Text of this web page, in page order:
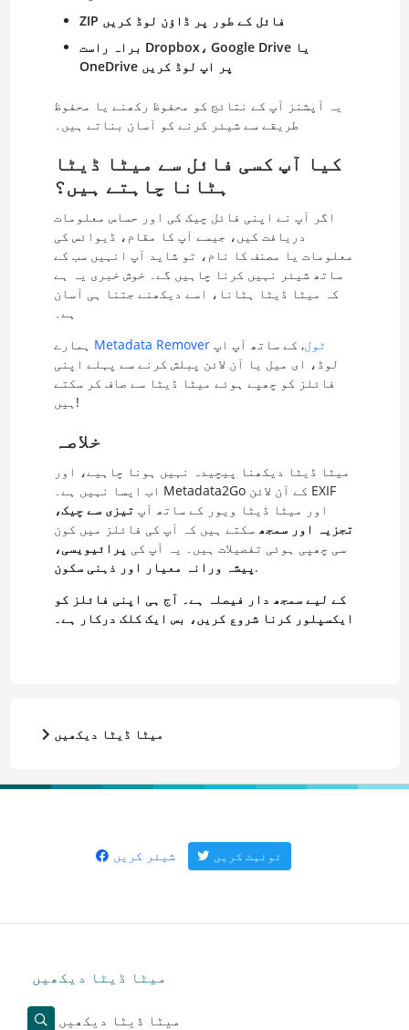
ZIP فائل کے طور پر ڈاؤن لوڈ کریں
براہ راست Dropbox، Google Drive یا
OneDrive پر اپ لوڈ کریں
یہ آپشنز آپ کے نتائج کو محفوظ رکھنے یا محفوظ
طریقے سے شیئر کرنے کو آسان بناتے ہیں۔
کیا آپ کسی فائل سے میٹا ڈیٹا
ہٹانا چاہتے ہیں؟
اگر آپ نے اپنی فائل چیک کی اور حساس معلومات
دریافت کیں، جیسے آپ کا مقام، ڈیوائس کی
معلومات یا مصنف کا نام، تو شاید آپ انہیں سب کے
ساتھ شیئر نہیں کرنا چاہیں گے۔ خوش خبری یہ ہے
کہ میٹا ڈیٹا ہٹانا، اسے دیکھنے جتنا ہی آسان
ہے۔
Metadata Remover ٹول, کے ساتھ آپ اپ
لوڈ، ای میل یا آن لائن پبلش کرنے سے پہلے اپنی
فائلز کو چھپے ہوئے میٹا ڈیٹا سے صاف کر سکتے
ہیں!
خلاصہ
میٹا ڈیٹا دیکھنا پیچیدہ نہیں ہونا چاہیے، اور
اب ایسا نہیں ہے۔ Metadata2Go کے آن لائن EXIF
اور میٹا ڈیٹا ویور کے ساتھ آپ تیزی سے چیک،
تجزیہ اور سمجھ سکتے ہیں کہ آپ کی فائلز میں کون
سی چھپی ہوئی تفصیلات ہیں۔ یہ آپ کی پرائیویسی،
پیشہ ورانہ معیار اور ذہنی سکون .
کے لیے سمجھ دار فیصلہ ہے۔ آج ہی اپنی فائلز کو
ایکسپلور کرنا شروع کریں، بس ایک کلک درکار ہے۔
میٹا ڈیٹا دیکھیں
شیئر کریں ٹوئیٹ کریں
میٹا ڈیٹا دیکھیں
میٹا ڈیٹا دیکھیں